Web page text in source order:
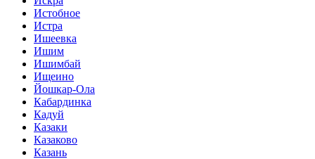
Истобное
Истра
Ишеевка
Ишим
Ишимбай
Ищеино
Йошкар-Ола
Кабардинка
Кадуй
Казаки
Казаково
Казань